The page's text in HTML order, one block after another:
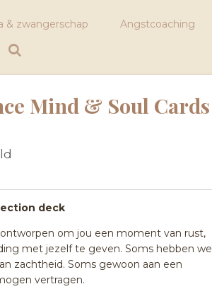
& zwangerschap Angstcoaching
Mind & Soul Cards
deck
ontworpen om jou een moment van rust,
met jezelf te geven. Soms hebben we
zachtheid. Soms gewoon aan een
vertragen.